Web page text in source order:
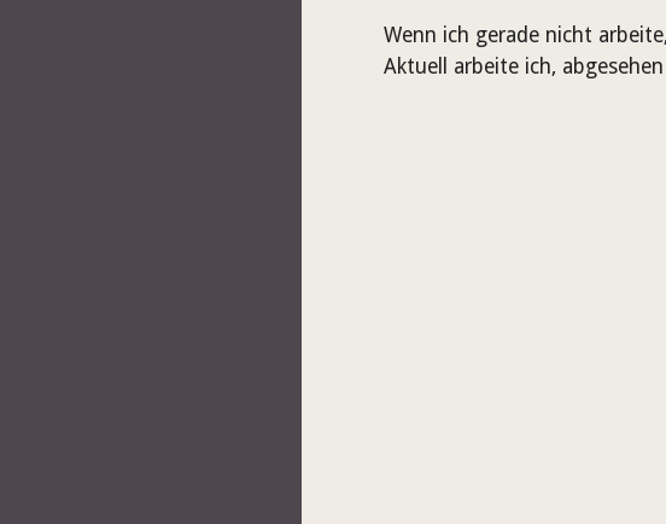
Wenn ich gerade nicht
Aktuell arbeite ich,